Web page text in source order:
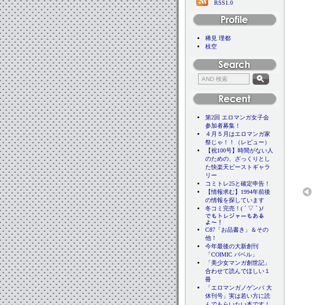
RSS1.0
稀見 理都
枝空
第2回 エロマンガ女子会
参加者募集！
４月５月はエロマンガ家
祭じゃ！！（レビュー）
【祝100号】時間がない人
のための、ざっくりとし
た快楽天ビーストギャラ
リー
コミトレ25と確定申告！
【情報求む】1994年前後
の情報を探しています
冬コミ完売！( ´ ▽ ` )ﾉ
でもトレジャーもある
よ〜！
C87「お品書き」＆その
他！
今年最後の大新創刊
「COIMIC バベル」
「美少女マンガ創世記」
合わせて読んでほしい１
冊
「エロマンガノゲンバ 大
休刊号」実は若い方に読